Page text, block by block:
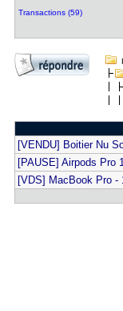
Transactions (59)
[VENDU] Boitier Nu
[PAUSE] Airpods Pro
[VDS] MacBook Pro -